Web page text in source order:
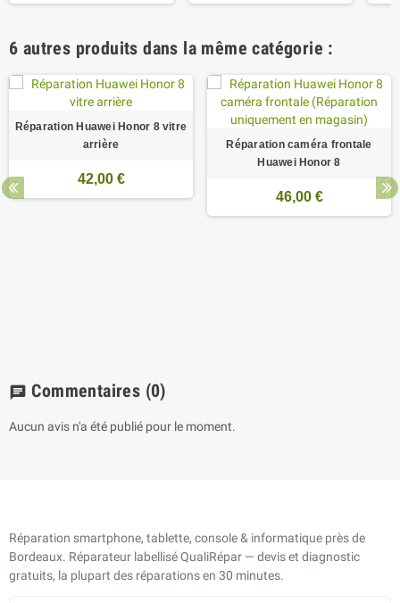
6 autres produits dans la même catégorie :
Réparation Huawei Honor 8 vitre
arrière
42,00 €
Réparation caméra frontale
Huawei Honor 8
46,00 €
chat Commentaires (0)
Aucun avis n'a été publié pour le moment.
Réparation smartphone, tablette, console & informatique près de
Bordeaux. Réparateur labellisé QualiRépar — devis et diagnostic
gratuits, la plupart des réparations en 30 minutes.